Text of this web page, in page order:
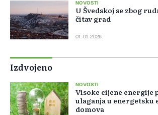
NOVOSTI
U Švedskoj se zbog
čitav grad
01. 01. 2026.
Izdvojeno
NOVOSTI
Visoke cijene energije
ulaganja u energetsku
domova